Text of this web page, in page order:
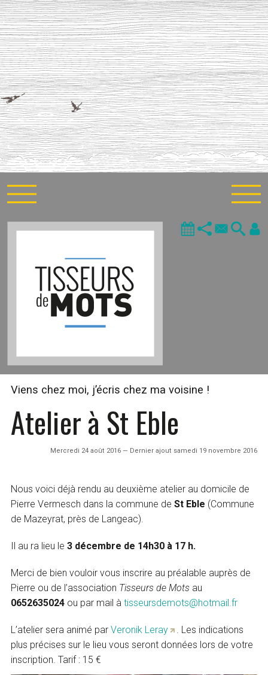
Viens chez moi, j’écris chez ma voisine !
Atelier à St Eble
Mercredi 24 août 2016 — Dernier ajout samedi 19 novembre 2016
Nous voici déjà rendu au deuxième atelier au domicile de
Pierre Vermesch dans la commune deSt Eble (Commune
de Mazeyrat, près de Langeac).
Il au ra lieu le3 décembre de 14h30 à 17 h.
Merci de bien vouloir vous inscrire au préalable auprès de
Pierre ou de l’association Tisseurs de Mots au
0652635024 ou par mail àtisseursdemots@hotmail.fr
L’atelier sera animé parVeronik Leray
. Les indications
plus précises sur le lieu vous seront données lors de votre
inscription. Tarif : 15 €